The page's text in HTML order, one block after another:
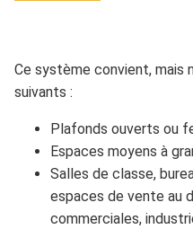
Ce système convient, mais
suivants :
Plafonds ouverts ou
Espaces moyens à
Salles de classe,
espaces de vente au
commerciales,